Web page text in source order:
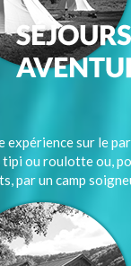
sur le
tipi ou roulotte ou,
par un camp